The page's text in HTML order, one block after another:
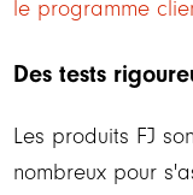
le programme
Des tests
Les produits FJ
nombreux pour